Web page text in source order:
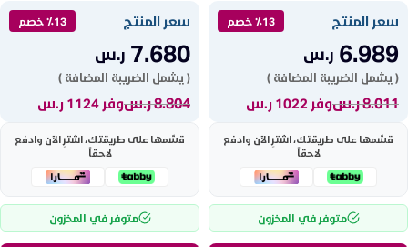
سعر المنتج ٪13 خصم
6.989 ر.س
( يشمل الضريبة المضافة )
8.011ر.سوفر 1022 ر.س
قسّمها على طريقتك، اشترِ الآن وادفع
لاحقاً
متوفر في المخزون
سعر المنتج ٪13 خصم
7.680 ر.س
( يشمل الضريبة المضافة )
8.804ر.سوفر 1124 ر.س
قسّمها على طريقتك، اشترِ الآن وادفع
لاحقاً
متوفر في المخزون